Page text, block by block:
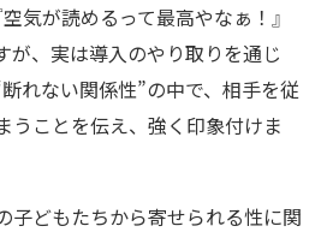
気が読めるって最高やなぁ！』
が、実は導入のやり取りを通じ
れない関係性”の中で、相手を従
うことを伝え、強く印象付けま
子どもたちから寄せられる性に関